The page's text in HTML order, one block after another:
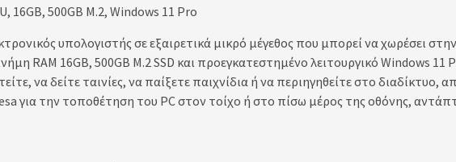
16GB, 500GB M.2, Windows 11 Pro
υπολογιστής σε εξαιρετικά μικρό μέγεθος που μπορεί να χωρέσει
RAM 16GB, 500GB M.2 SSD και προεγκατεστημένο λειτουργικό Windows 11
να δείτε ταινίες, να παίξετε παιχνίδια ή να περιηγηθείτε στο διαδίκτυο,
για την τοποθέτηση του PC στον τοίχο ή στο πίσω μέρος της οθόνης,